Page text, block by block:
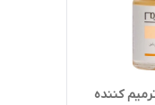
کننده